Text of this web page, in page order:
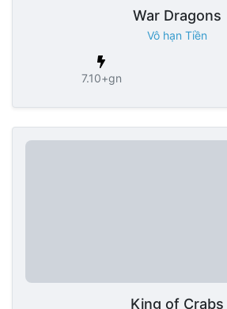
War Dragons
Vô hạn Tiền
7.10+gn
King of Crabs